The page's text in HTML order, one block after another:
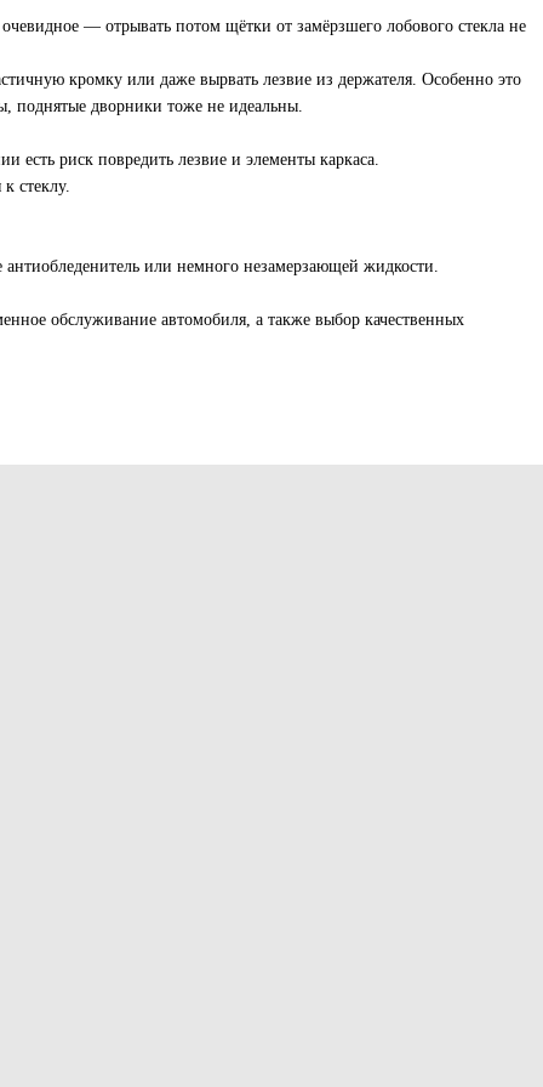
— отрывать потом щётки от замёрзшего лобового стекла не
кромку или даже вырвать лезвие из держателя. Особенно это
поднятые дворники тоже не идеальны.
риск повредить лезвие и элементы каркаса.
стеклу.
или немного незамерзающей жидкости.
обслуживание автомобиля, а также выбор качественных